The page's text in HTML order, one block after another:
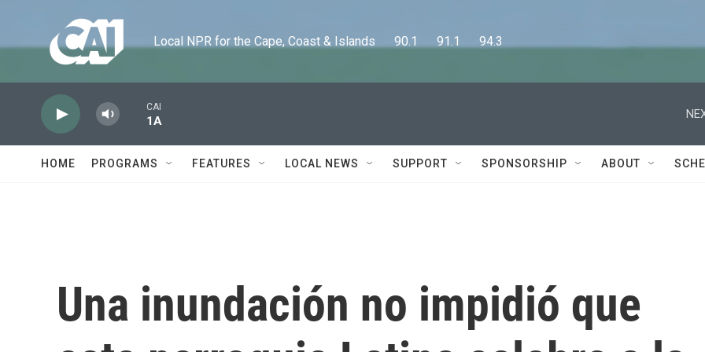
Local NPR for the Cape, Coast & Islands      90.1      91.1      94.3
CAI
1A
HOME PROGRAMS FEATURES LOCAL NEWS SUPPORT SPONSORSHIP ABOUT
Una inundación no impidió que